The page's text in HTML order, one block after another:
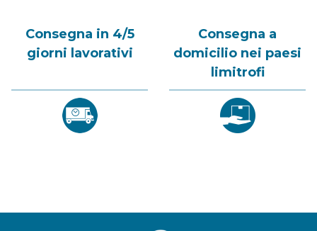
Consegna in 4/5
giorni lavorativi
Consegna a
domicilio nei paesi
limitrofi